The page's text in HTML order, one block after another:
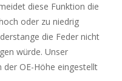
diese Funktion die
oder zu niedrig
die Feder nicht
würde. Unser
OE-Höhe eingestellt